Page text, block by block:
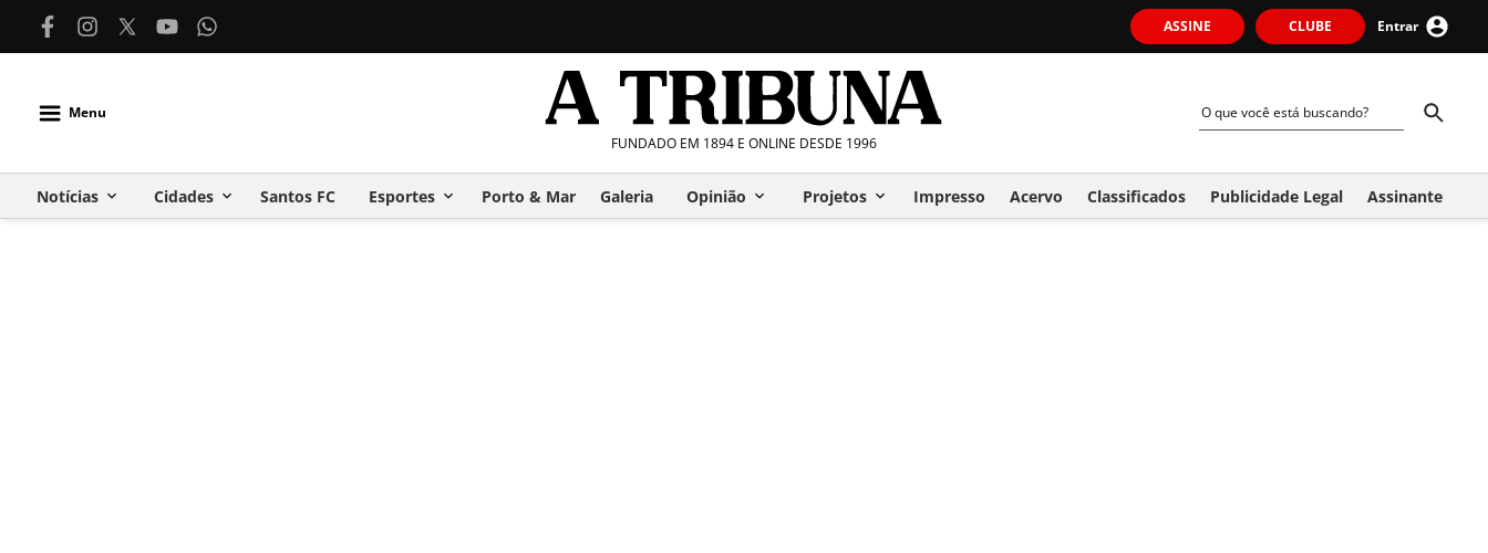
ASSINE CLUBE Entrar
Menu
FUNDADO EM 1894 E ONLINE DESDE 1996
Notícias Cidades Santos FC Esportes Porto & Mar Galeria Opinião Projetos Impresso Acervo Classificados Publicidade Legal Assinante